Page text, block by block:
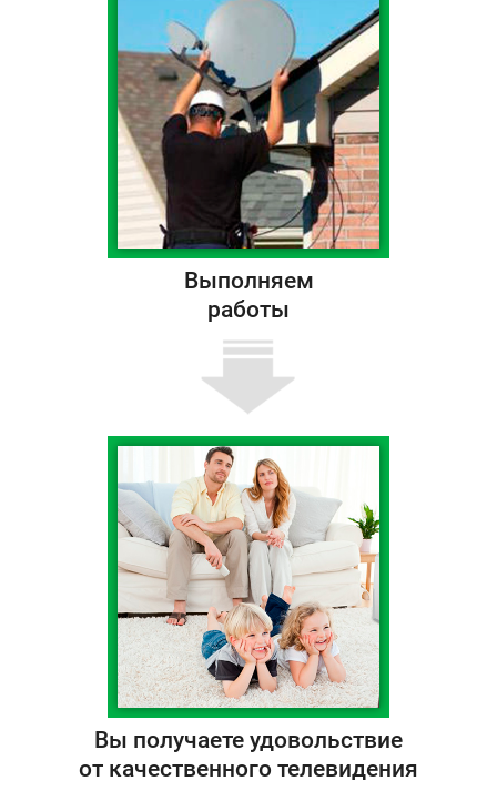
Выполняем
работы
Вы получаете удовольствие
от качественного телевидения